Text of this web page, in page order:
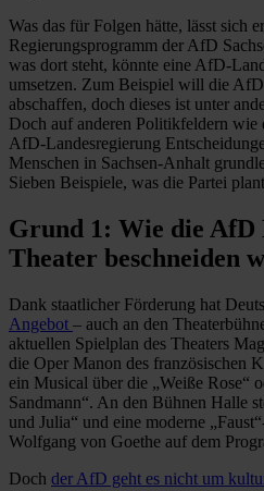
Was das für Folgen hätte, lässt sich
Regierungsprogramm der AfD
was dort steht, könnte eine AfD-
umsetzen. Zum Beispiel will die
abschaffen, doch dieses ist unter
Doch auf anderen Politikfeldern
AfD-Landesregierung
Menschen in Sachsen-Anhalt
Sieben Beispiele, was die Partei
Grund 1: Wie die
Theater beschneiden
Dank staatlicher Förderung hat
Angebot – auch an den
aktuellen Spielplan des Theaters
die Oper Manon des französischen
ein Musical über die „Weiße Rose“
Sandmann“. An den Bühnen Halle
und Julia“ und eine moderne
Wolfgang von Goethe auf dem
Doch der AfD geht es nicht um